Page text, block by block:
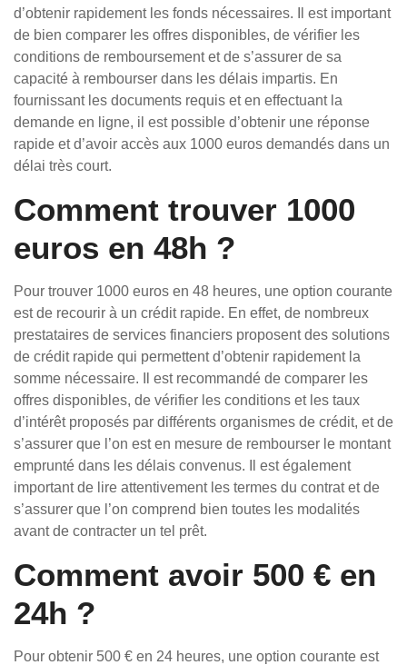
d’obtenir rapidement les fonds nécessaires. Il est important
de bien comparer les offres disponibles, de vérifier les
conditions de remboursement et de s’assurer de sa
capacité à rembourser dans les délais impartis. En
fournissant les documents requis et en effectuant la
demande en ligne, il est possible d’obtenir une réponse
rapide et d’avoir accès aux 1000 euros demandés dans un
délai très court.
Comment trouver 1000
euros en 48h ?
Pour trouver 1000 euros en 48 heures, une option courante
est de recourir à un crédit rapide. En effet, de nombreux
prestataires de services financiers proposent des solutions
de crédit rapide qui permettent d’obtenir rapidement la
somme nécessaire. Il est recommandé de comparer les
offres disponibles, de vérifier les conditions et les taux
d’intérêt proposés par différents organismes de crédit, et de
s’assurer que l’on est en mesure de rembourser le montant
emprunté dans les délais convenus. Il est également
important de lire attentivement les termes du contrat et de
s’assurer que l’on comprend bien toutes les modalités
avant de contracter un tel prêt.
Comment avoir 500 € en
24h ?
Pour obtenir 500 € en 24 heures, une option courante est